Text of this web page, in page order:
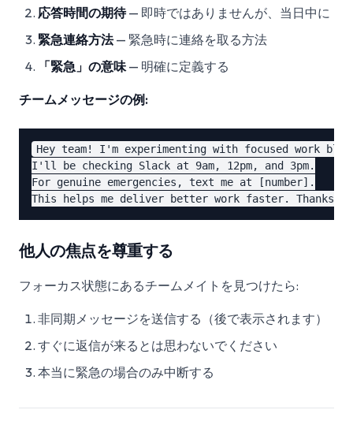
応答時間の期待— 即時ではありませんが、当日中に
緊急連絡方法— 緊急時に連絡を取る方法
「緊急」の意味— 明確に定義する
チームメッセージの例:
Hey team! I'm experimenting with focused work
I'll be checking Slack at 9am, 12pm, and 3pm.
For genuine emergencies, text me at [number].
他人の焦点を尊重する
フォーカス状態にあるチームメイトを見つけたら:
非同期メッセージを送信する（後で表示されます）
すぐに返信が来るとは思わないでください
本当に緊急の場合のみ中断する